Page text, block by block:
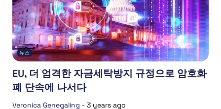
뉴스
EU, 더 엄격한 자금세탁방지 규정으로 암호화
폐 단속에 나서다
Veronica Genegaling - 3 years ago